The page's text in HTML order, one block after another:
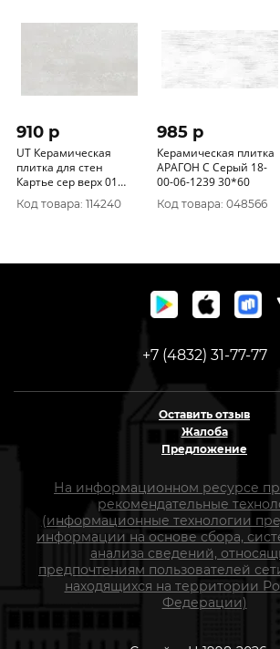
910 p
UT Керамическая
плитка для стен
Картье сер верх 01
250х400 (1-й сорт)
Код товара: 114240
985 p
Керамическая плитка
АРАГОН С Серый 18-
00-06-1239 30*60
Код товара: 048566
+7 (4832) 31-77-77
Оставить отзыв
Жалоба
Предложение
На информационном ресурсе
рекомендательные
(информационные технологии
информации на основе сбора,
анализа сведений,
предпочтениям пользователей
находящихся на территории
Федерации)